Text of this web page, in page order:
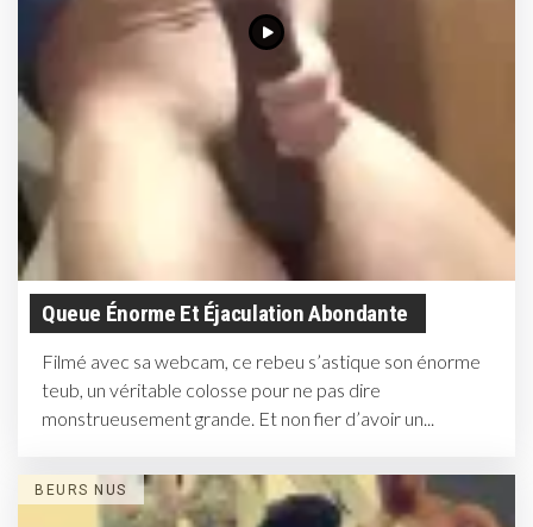
Queue Énorme Et Éjaculation Abondante
Filmé avec sa webcam, ce rebeu s’astique son énorme
teub, un véritable colosse pour ne pas dire
monstrueusement grande. Et non fier d’avoir un...
BEURS NUS